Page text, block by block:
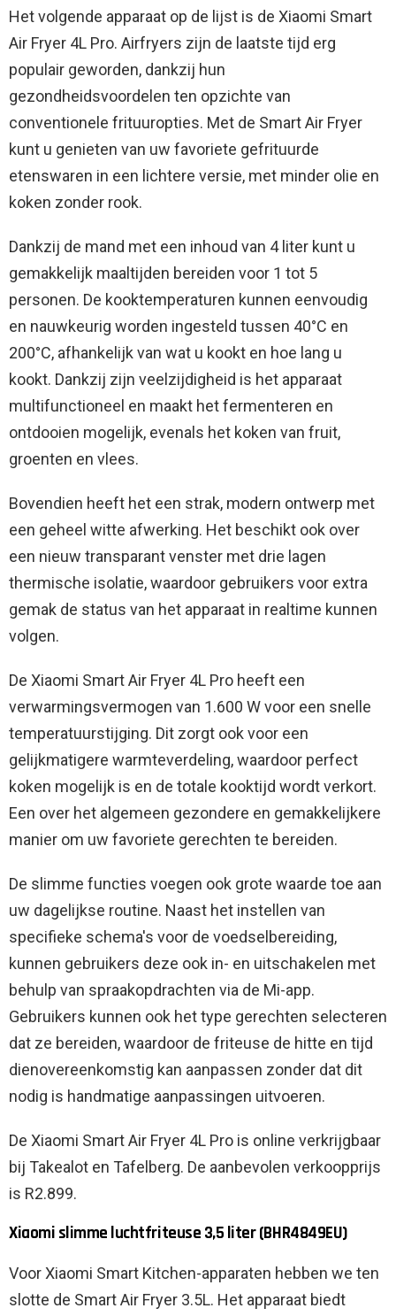
Het volgende apparaat op de lijst is de Xiaomi Smart
Air Fryer 4L Pro. Airfryers zijn de laatste tijd erg
populair geworden, dankzij hun
gezondheidsvoordelen ten opzichte van
conventionele frituuropties. Met de Smart Air Fryer
kunt u genieten van uw favoriete gefrituurde
etenswaren in een lichtere versie, met minder olie en
koken zonder rook.
Dankzij de mand met een inhoud van 4 liter kunt u
gemakkelijk maaltijden bereiden voor 1 tot 5
personen. De kooktemperaturen kunnen eenvoudig
en nauwkeurig worden ingesteld tussen 40°C en
200°C, afhankelijk van wat u kookt en hoe lang u
kookt. Dankzij zijn veelzijdigheid is het apparaat
multifunctioneel en maakt het fermenteren en
ontdooien mogelijk, evenals het koken van fruit,
groenten en vlees.
Bovendien heeft het een strak, modern ontwerp met
een geheel witte afwerking. Het beschikt ook over
een nieuw transparant venster met drie lagen
thermische isolatie, waardoor gebruikers voor extra
gemak de status van het apparaat in realtime kunnen
volgen.
De Xiaomi Smart Air Fryer 4L Pro heeft een
verwarmingsvermogen van 1.600 W voor een snelle
temperatuurstijging. Dit zorgt ook voor een
gelijkmatigere warmteverdeling, waardoor perfect
koken mogelijk is en de totale kooktijd wordt verkort.
Een over het algemeen gezondere en gemakkelijkere
manier om uw favoriete gerechten te bereiden.
De slimme functies voegen ook grote waarde toe aan
uw dagelijkse routine. Naast het instellen van
specifieke schema's voor de voedselbereiding,
kunnen gebruikers deze ook in- en uitschakelen met
behulp van spraakopdrachten via de Mi-app.
Gebruikers kunnen ook het type gerechten selecteren
dat ze bereiden, waardoor de friteuse de hitte en tijd
dienovereenkomstig kan aanpassen zonder dat dit
nodig is handmatige aanpassingen uitvoeren.
De Xiaomi Smart Air Fryer 4L Pro is online verkrijgbaar
bij Takealot en Tafelberg. De aanbevolen verkoopprijs
is R2.899.
Xiaomi slimme luchtfriteuse 3,5 liter (BHR4849EU)
Voor Xiaomi Smart Kitchen-apparaten hebben we ten
slotte de Smart Air Fryer 3.5L. Het apparaat biedt